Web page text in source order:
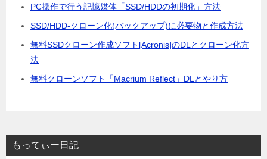
PC操作で行う記憶媒体「SSD/HDDの初期化」方法
SSD/HDD-クローン化(バックアップ)に必要物と作成方法
無料SSDクローン作成ソフト[Acronis]のDLとクローン化方
法
無料クローンソフト「Macrium Reflect」DLとやり方
もってぃー日記